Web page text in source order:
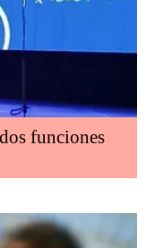
funciones